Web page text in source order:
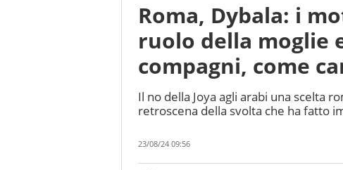
Roma, Dybala: i
ruolo della moglie
compagni, come
Il no della Joya agli arabi una scelta
retroscena della svolta che ha fatto
23/08/24 09:56